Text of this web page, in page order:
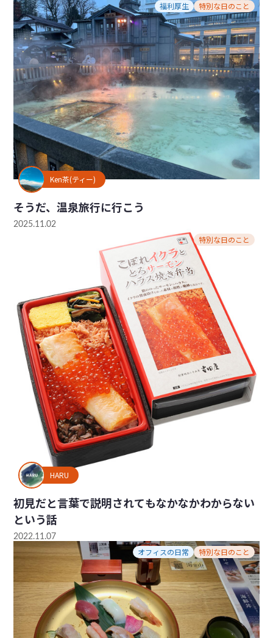
福利厚生 特別な日のこと
Ken茶(ティー)
そうだ、温泉旅行に行こう
2025.11.02
特別な日のこと
HARU
初見だと言葉で説明されてもなかなかわからない
という話
2022.11.07
オフィスの日常 特別な日のこと